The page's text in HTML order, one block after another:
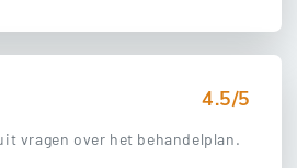
4.5/5
vragen over het behandelplan.